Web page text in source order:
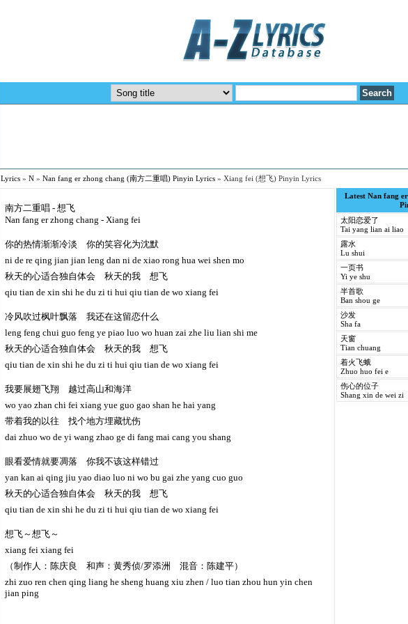
Lyrics » N » Nan fang er zhong chang (南方二重唱) Pinyin Lyrics » Xiang fei (想飞) Pinyin Lyrics
南方二重唱 - 想飞
Nan fang er zhong chang - Xiang fei
你的热情渐渐冷淡 你的笑容化为沈默
ni de re qing jian jian leng dan ni de xiao rong hua wei shen mo
秋天的心适合独自体会 秋天的我 想飞
qiu tian de xin shi he du zi ti hui qiu tian de wo xiang fei
冷风吹过枫叶飘落 我还在这留恋什么
leng feng chui guo feng ye piao luo wo huan zai zhe liu lian shi me
秋天的心适合独自体会 秋天的我 想飞
qiu tian de xin shi he du zi ti hui qiu tian de wo xiang fei
我要展翅飞翔 越过高山和海洋
wo yao zhan chi fei xiang yue guo gao shan he hai yang
带着我的以往 找个地方埋藏忧伤
dai zhuo wo de yi wang zhao ge di fang mai cang you shang
眼看爱情就要凋落 你我不该这样错过
yan kan ai qing jiu yao diao luo ni wo bu gai zhe yang cuo guo
秋天的心适合独自体会 秋天的我 想飞
qiu tian de xin shi he du zi ti hui qiu tian de wo xiang fei
想飞～想飞～
xiang fei xiang fei
（制作人：陈庆良 和声：黄秀侦/罗添洲 混音：陈建平）
zhi zuo ren chen qing liang he sheng huang xiu zhen / luo tian zhou hun yin chen
jian ping
Latest Nan fang
太阳恋爱了
Tai yang lian ai liao
露水
Lu shui
一页书
Yi ye shu
半首歌
Ban shou ge
沙发
Sha fa
天窗
Tian chuang
着火飞蛾
Zhuo huo fei e
伤心的位子
Shang xin de wei zi